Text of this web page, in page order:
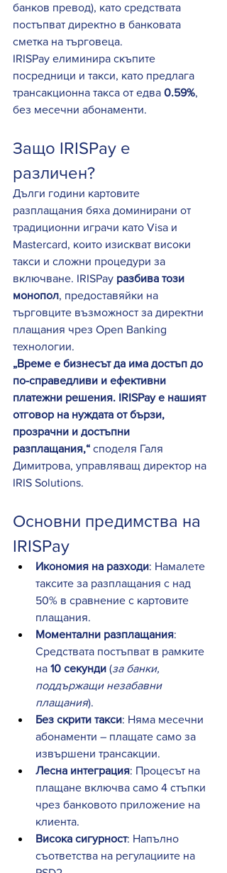
банков превод), като средствата
постъпват директно в банковата
сметка на търговеца.
IRISPay елиминира скъпите
посредници и такси, като предлага
трансакционна такса от едва 0.59%,
без месечни абонаменти.
Защо IRISPay е
различен?
Дълги години картовите
разплащания бяха доминирани от
традиционни играчи като Visa и
Mastercard, които изискват високи
такси и сложни процедури за
включване. IRISPay разбива този
монопол, предоставяйки на
търговците възможност за директни
плащания чрез Open Banking
технологии.
„Време е бизнесът да има достъп до
по-справедливи и ефективни
платежни решения. IRISPay е нашият
отговор на нуждата от бързи,
прозрачни и достъпни
разплащания,“ споделя Галя
Димитрова, управляващ директор на
IRIS Solutions.
Основни предимства на
IRISPay
Икономия на разходи: Намалете
таксите за разплащания с над
50% в сравнение с картовите
плащания.
Моментални разплащания:
Средствата постъпват в рамките
на 10 секунди (за банки,
поддържащи незабавни
плащания).
Без скрити такси: Няма месечни
абонаменти – плащате само за
извършени трансакции.
Лесна интеграция: Процесът на
плащане включва само 4 стъпки
чрез банковото приложение на
клиента.
Висока сигурност: Напълно
съответства на регулациите на